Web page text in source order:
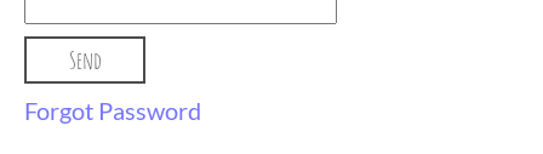
Forgot Password